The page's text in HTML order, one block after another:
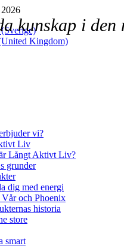
kunskap i den
vi?
Liv
Långt Aktivt Liv?
grunder
dig med energi
och Phoenix
historia
store
smart